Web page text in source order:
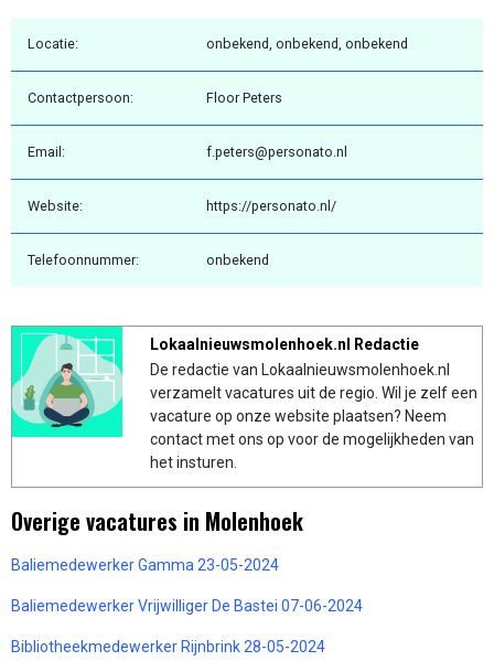
Locatie: onbekend, onbekend, onbekend
Contactpersoon: Floor Peters
Email: f.peters@personato.nl
Website: https://personato.nl/
Telefoonnummer: onbekend
Lokaalnieuwsmolenhoek.nl Redactie
De redactie van Lokaalnieuwsmolenhoek.nl
verzamelt vacatures uit de regio. Wil je zelf een
vacature op onze website plaatsen? Neem
contact met ons op voor de mogelijkheden van
het insturen.
Overige vacatures in Molenhoek
Baliemedewerker Gamma 23-05-2024
Baliemedewerker Vrijwilliger De Bastei 07-06-2024
Bibliotheekmedewerker Rijnbrink 28-05-2024